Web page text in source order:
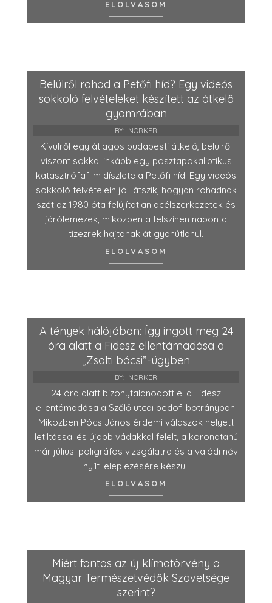
ELOLVASOM
Belülről rohad a Petőfi híd? Egy videós
sokkoló felvételeket készített az átkelő
gyomrában
BY: NORKER
Kívülről egy átlagos budapesti átkelő, belülről
viszont sokkal inkább egy posztapokaliptikus
katasztrófafilm díszlete a Petőfi híd. Egy videós
sokkoló felvételein jól látszik, hogyan rohadnak
szét az 1980 óta felújítatlan acélszerkezetek és
járólemezek, miközben a felszínen naponta
tízezrek hajtanak át gyanútlanul.
ELOLVASOM
A tények hálójában: Így ingott meg 24
óra alatt a Fidesz ellentámadása a
„Zsolti bácsi”-ügyben
BY: NORKER
24 óra alatt bizonytalanodott el a Fidesz
ellentámadása a Szőlő utcai pedofilbotrányban.
Miközben Pócs János érdemi válaszok helyett
letiltással és újabb vádakkal felelt, a koronatanú
már júliusi poligráfos vizsgálatra és a valódi név
nyílt leleplezésére készül.
ELOLVASOM
Miért fontos az új klímatörvény a
Magyar Természetvédők Szövetsége
szerint?